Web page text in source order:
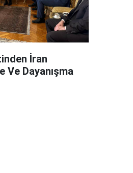
İran
Ve Dayanışma